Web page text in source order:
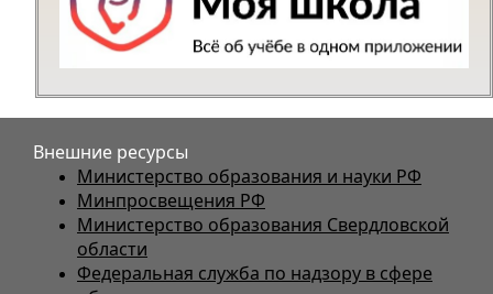
Внешние ресурсы
Министерство образования и науки РФ
Минпросвещения РФ
Министерство образования Свердловской
области
Федеральная служба по надзору в сфере